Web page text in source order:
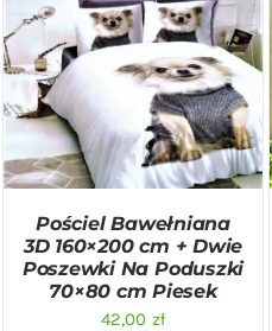
DODAJ DO KOSZYKA
/
SZCZEGÓŁY
Pościel Bawełniana
3D 160×200 cm + Dwie
Poszewki Na Poduszki
70×80 cm Piesek
42,00 zł